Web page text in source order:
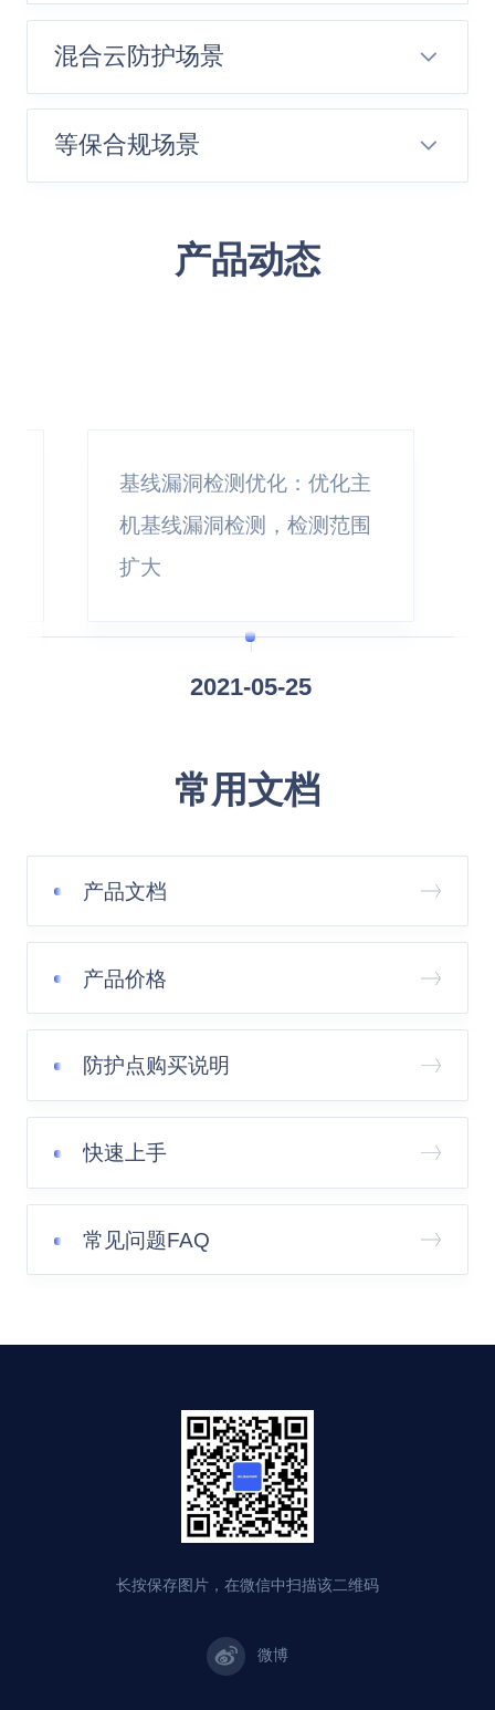
混合云防护场景
的本地环境，支持公有云、专有云、线下IDC机
房等多种环境下主机系统防护，且通过主机入
侵检测UHIDS控制台支持云上统一管控和运
等保合规场景
等保合规场景
满足等保2.0要求、等保二级必选要求、等保三
级必选要求、等保三级增强要求和满足多云部
产品动态
基线漏洞检测优化：优化主
机基线漏洞检测，检测范围
扩大
2021-05-25
常用文档
产品文档
产品价格
防护点购买说明
快速上手
常见问题FAQ
长按保存图片，在微信中扫描该二维码
微博